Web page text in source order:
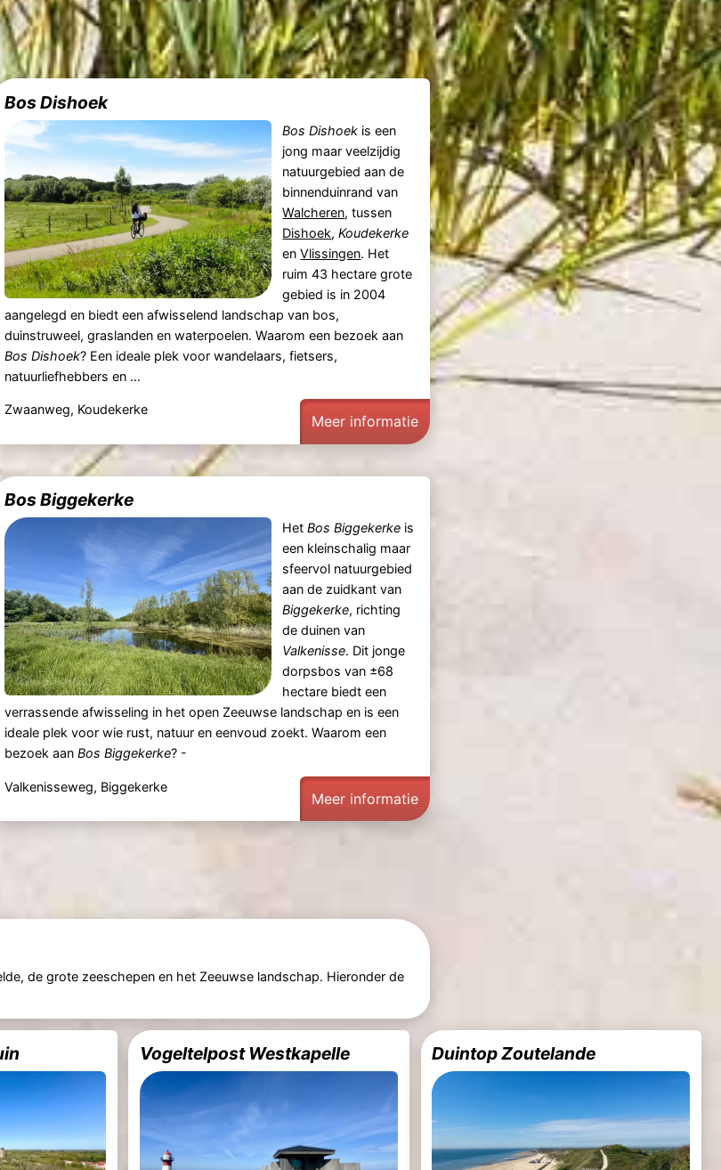
Bos Dishoek
Bos Dishoek is een
jong maar veelzijdig
natuurgebied aan de
binnenduinrand van
Walcheren, tussen
Dishoek,Koudekerke
enVlissingen. Het
ruim 43 hectare grote
gebied is in 2004
aangelegd en biedt een afwisselend landschap van bos,
duinstruweel, graslanden en waterpoelen. Waarom een bezoek aan
Bos Dishoek? Een ideale plek voor wandelaars, fietsers,
natuurliefhebbers en ...
Zwaanweg, Koudekerke
Meer informatie
Bos Biggekerke
HetBos Biggekerke is
een kleinschalig maar
sfeervol natuurgebied
aan de zuidkant van
Biggekerke, richting
de duinen van
Valkenisse. Dit jonge
dorpsbos van ±68
hectare biedt een
verrassende afwisseling in het open Zeeuwse landschap en is een
ideale plek voor wie rust, natuur en eenvoud zoekt. Waarom een
bezoek aan Bos Biggekerke? -
Valkenisseweg, Biggekerke
Meer informatie
de grote zeeschepen en het Zeeuwse landschap. Hieronder de
Vogeltelpost Westkapelle Duintop Zoutelande